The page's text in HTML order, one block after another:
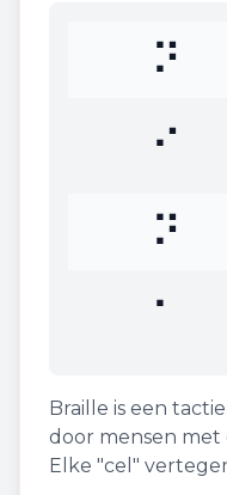
⠝
⠊
⠝
⠁
Braille is een
door mensen met
Elke "cel"